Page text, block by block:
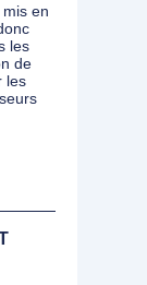
en
les
de
les